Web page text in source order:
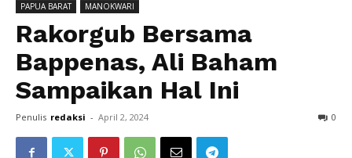
PAPUA BARAT MANOKWARI
Rakorgub Bersama
Bappenas, Ali Baham
Sampaikan Hal Ini
Penulis redaksi - April 2, 2024 0